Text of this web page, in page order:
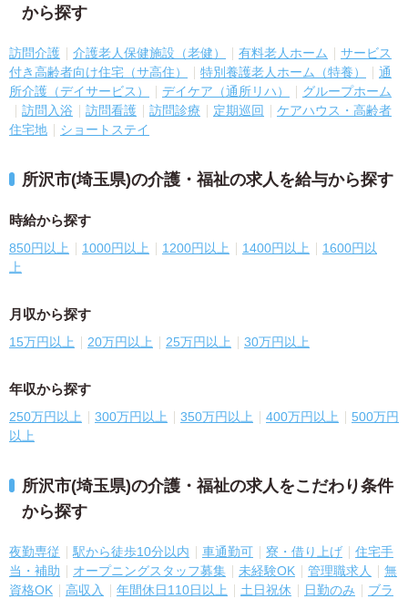
から探す
訪問介護 介護老人保健施設（老健） 有料老人ホーム
サービス
付き高齢者向け住宅（サ高住）
特別養護老人ホーム（特養）
通
所介護（デイサービス）
デイケア（通所リハ）
グループホーム
訪問入浴
訪問看護 訪問診療 定期巡回
ケアハウス・高齢者
住宅地
ショートステイ
所沢市(埼玉県)の介護・福祉の求人を給与から探す
時給から探す
850円以上 1000円以上 1200円以上 1400円以上
1600円以
上
月収から探す
15万円以上 20万円以上 25万円以上 30万円以上
年収から探す
250万円以上 300万円以上 350万円以上 400万円以上
500万円
以上
所沢市(埼玉県)の介護・福祉の求人をこだわり条件
から探す
夜勤専従 駅から徒歩10分以内 車通勤可 寮・借り上げ
住宅手
当・補助
オープニングスタッフ募集 未経験OK 管理職求人
無
資格OK
高収入 年間休日110日以上 土日祝休 日勤のみ
ブラ